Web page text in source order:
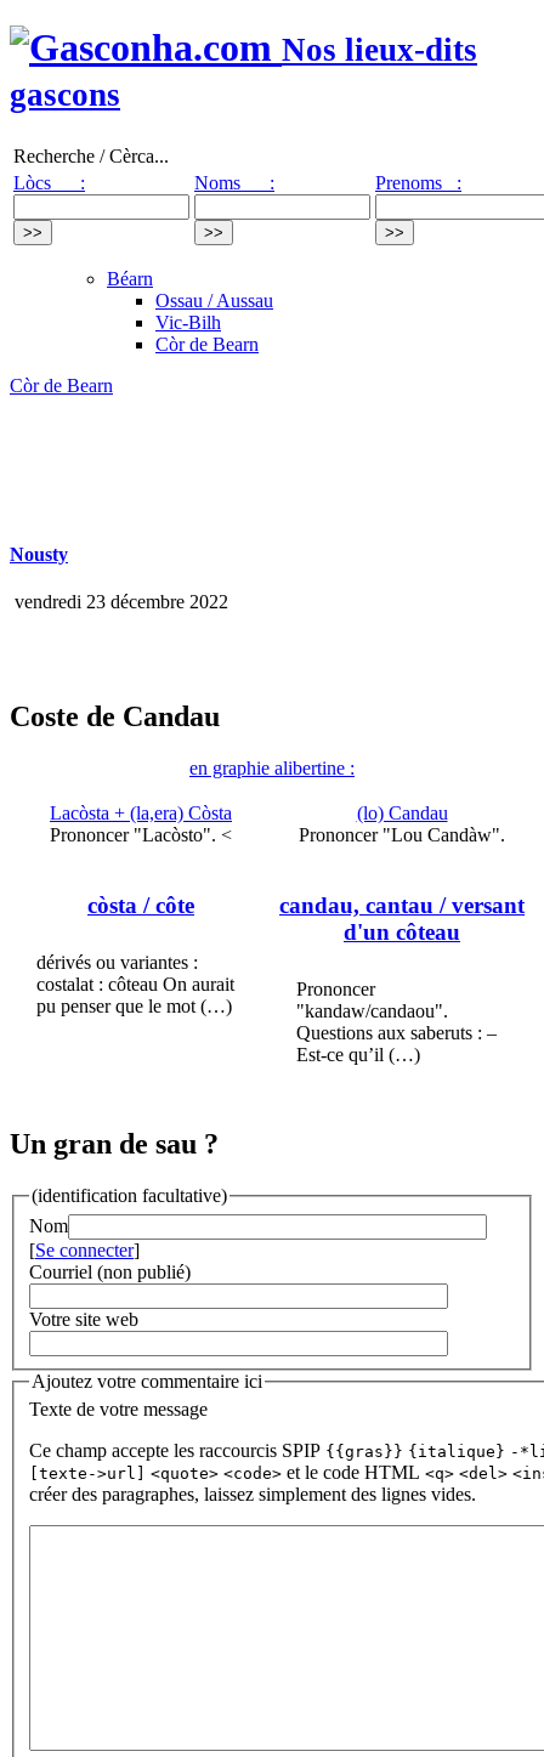
Nos lieux-dits
gascons
Recherche / Cèrca...
Lòcs :
Noms : Prenoms :
Béarn
Ossau / Aussau
Vic-Bilh
Còr de Bearn
Còr de Bearn
Nousty
vendredi 23 décembre 2022
Coste de Candau
en graphie alibertine :
Lacòsta + (la,era) Còsta
Prononcer "Lacòsto". <
còsta / côte
dérivés ou variantes :
costalat : côteau On aurait
pu penser que le mot (…)
(lo) Candau
Prononcer "Lou Candàw".
candau, cantau / versant
d'un côteau
Prononcer
"kandaw/candaou".
Questions aux saberuts : –
Est-ce qu’il (…)
Un gran de sau ?
(identification facultative)
Nom
[Se connecter]
Courriel (non publié)
Votre site web
Ajoutez votre commentaire ici
Texte de votre message
Ce champ accepte les raccourcis SPIP {{gras}} {italique} -
[texte->url]
<quote> <code> et le code HTML <q> <del>
créer des paragraphes, laissez simplement des lignes vides.